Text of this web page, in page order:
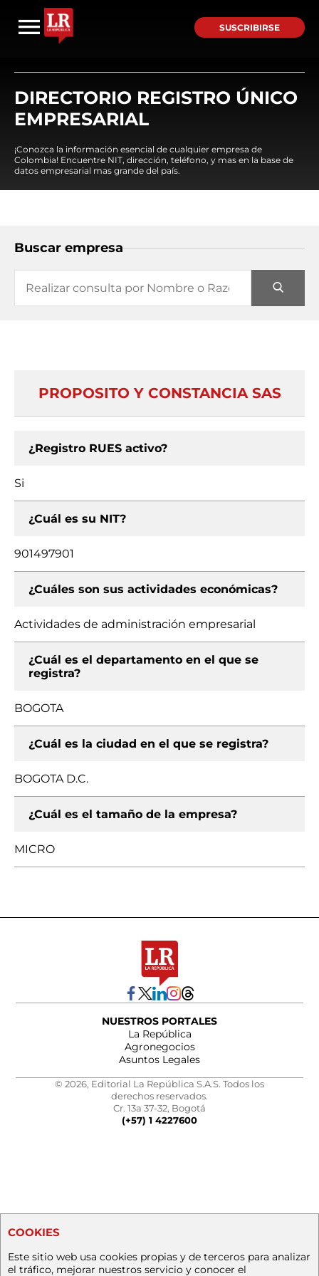
SUSCRIBIRSE
DIRECTORIO REGISTRO ÚNICO
EMPRESARIAL
¡Conozca la información esencial de cualquier empresa de
Colombia! Encuentre NIT, dirección, teléfono, y mas en la base de
datos empresarial mas grande del país.
Buscar empresa
PROPOSITO Y CONSTANCIA SAS
¿Registro RUES activo?
Si
¿Cuál es su NIT?
901497901
¿Cuáles son sus actividades económicas?
Actividades de administración empresarial
¿Cuál es el departamento en el que se
registra?
BOGOTA
¿Cuál es la ciudad en el que se registra?
BOGOTA D.C.
¿Cuál es el tamaño de la empresa?
MICRO
NUESTROS PORTALES
La República
Agronegocios
Asuntos Legales
© 2026, Editorial La República S.A.S. Todos los
derechos reservados.
Cr. 13a 37-32, Bogotá
(+57) 1 4227600
COOKIES
Este sitio web usa cookies propias y de terceros para analizar
el tráfico, mejorar nuestros servicio y conocer el